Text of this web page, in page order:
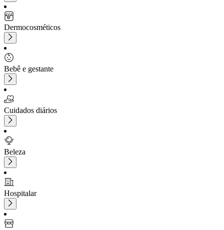
Dermocosméticos
Bebê e gestante
Cuidados diários
Beleza
Hospitalar